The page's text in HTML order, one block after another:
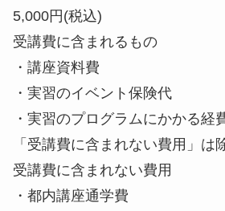
5,000円(税込)
受講費に含まれるもの
・講座資料費
・実習のイベント保険代
・実習のプログラムにかかる経
「受講費に含まれない費用」は
受講費に含まれない費用
・都内講座通学費